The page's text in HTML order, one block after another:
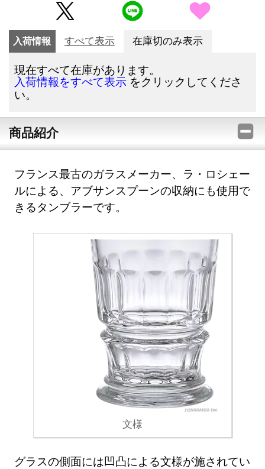
入荷情報 すべて表示 在庫切のみ表示
現在すべて在庫があります。
入荷情報をすべて表示 をクリックしてくださ
い。
商品紹介
フランス最古のガラスメーカー、ラ・ロシェー
ルによる、アブサンスプーンの収納にも使用で
きるタンブラーです。
文様
グラスの側面には凹凸による文様が施されてい